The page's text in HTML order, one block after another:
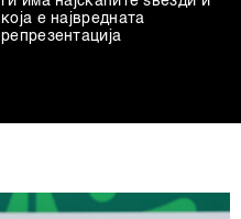
која е највредната
репрезентација